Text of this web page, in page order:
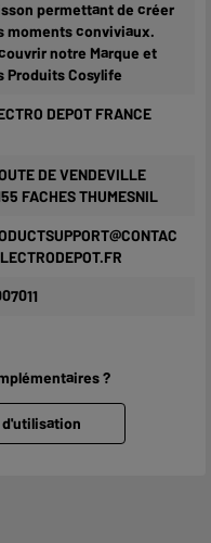
permettant de créer
moments conviviaux.
notre Marque et
Produits Cosylife
DEPOT FRANCE
DE VENDEVILLE
FACHES THUMESNIL
?